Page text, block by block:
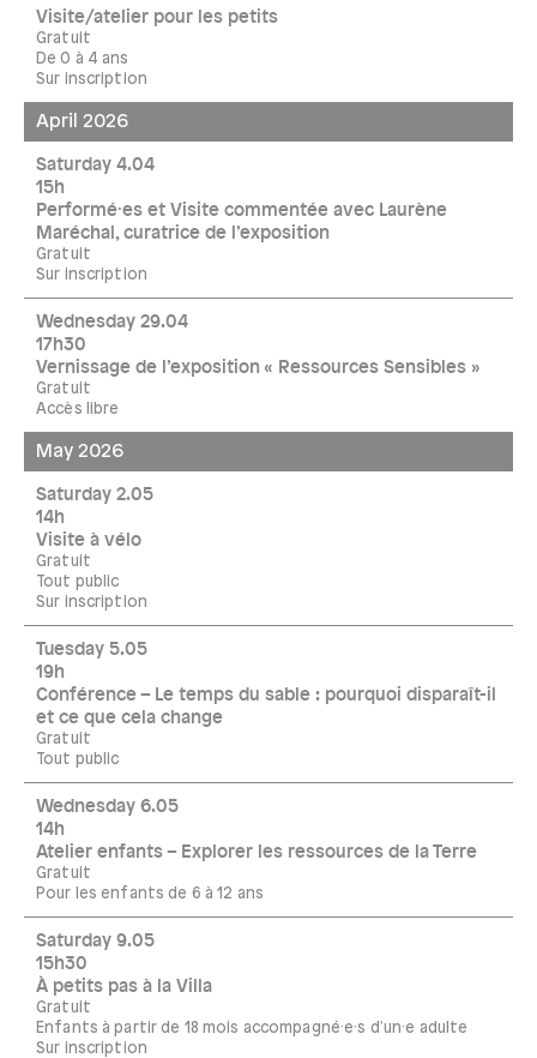
Visite/atelier pour les petits
Gratuit
De 0 à 4 ans
Sur inscription
April 2026
Saturday 4.04
15h
Performé·es et Visite commentée avec Laurène
Maréchal, curatrice de l’exposition
Gratuit
Sur inscription
Wednesday 29.04
17h30
Vernissage de l’exposition « Ressources Sensibles »
Gratuit
Accès libre
May 2026
Saturday 2.05
14h
Visite à vélo
Gratuit
Tout public
Sur inscription
Tuesday 5.05
19h
Conférence – Le temps du sable : pourquoi disparaît-il
et ce que cela change
Gratuit
Tout public
Wednesday 6.05
14h
Atelier enfants – Explorer les ressources de la Terre
Gratuit
Pour les enfants de 6 à 12 ans
Saturday 9.05
15h30
À petits pas à la Villa
Gratuit
Enfants à partir de 18 mois accompagné·e·s d'un·e adulte
Sur inscription